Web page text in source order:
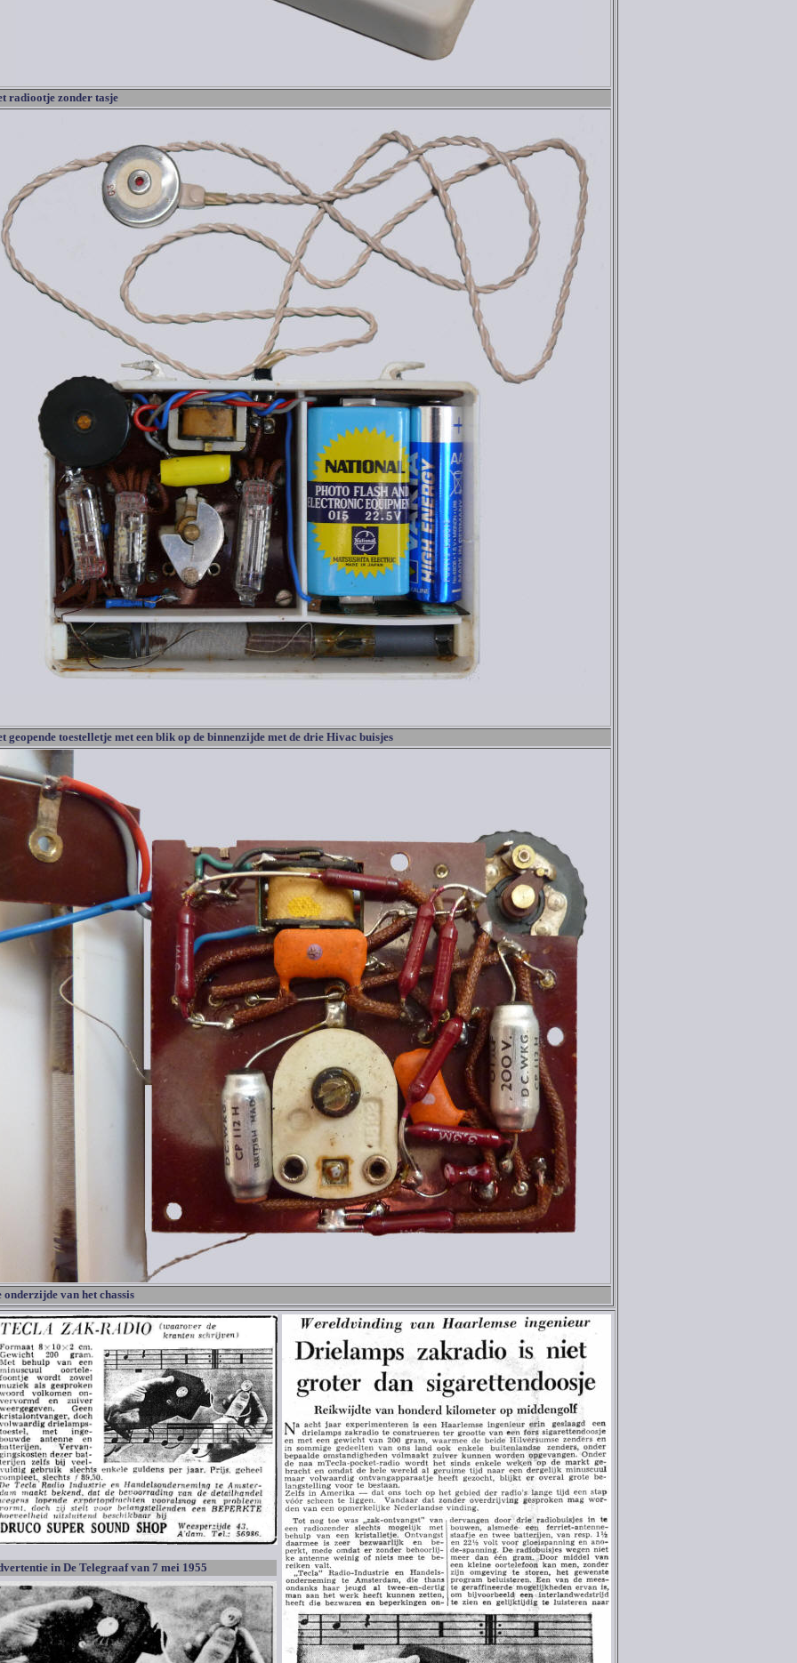
radiootje zonder tasje
geopende toestelletje met een blik op de binnenzijde met de drie Hivac buisjes
onderzijde van het chassis
in De Telegraaf van 7 mei 1955